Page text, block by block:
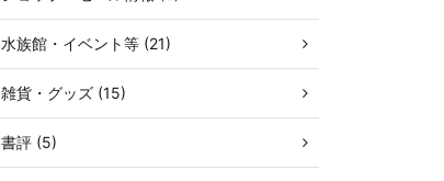
水族館・イベント等 (21)
雑貨・グッズ (15)
書評 (5)